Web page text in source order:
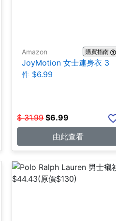
Amazon 購買指南
JoyMotion 女士連身衣 3
件 $6.99
$ 31.99 $6.99
由此查看